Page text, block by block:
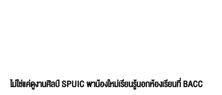
ไม่ใช่แค่ดูงานศิลป์ SPUIC พาน้องใหม่เรียนรู้นอกห้องเรียนที่ BACC